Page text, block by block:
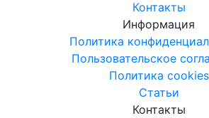
Контакты
Информация
Политика
Пользовательское
Политика cookies
Статьи
Контакты